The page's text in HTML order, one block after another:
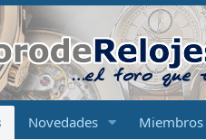
Novedades Miembros